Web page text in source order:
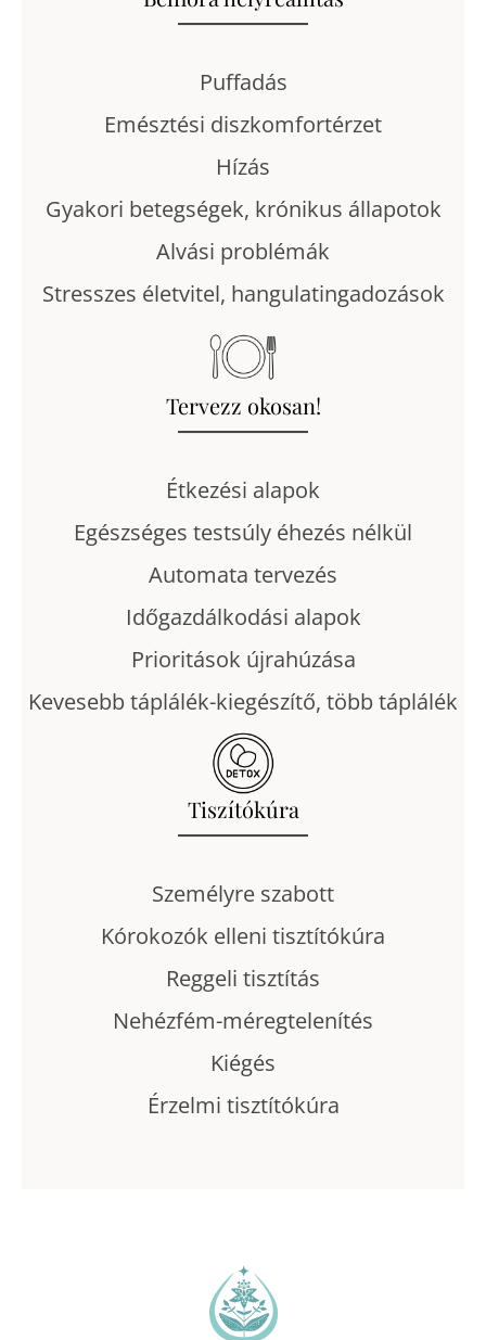
Puffadás
Emésztési diszkomfortérzet
Hízás
Gyakori betegségek, krónikus állapotok
Alvási problémák
Stresszes életvitel, hangulatingadozások
Tervezz okosan!
Étkezési alapok
Egészséges testsúly éhezés nélkül
Automata tervezés
Időgazdálkodási alapok
Prioritások újrahúzása
Kevesebb táplálék-kiegészítő, több táplálék
Tiszítókúra
Személyre szabott
Kórokozók elleni tisztítókúra
Reggeli tisztítás
Nehézfém-méregtelenítés
Kiégés
Érzelmi tisztítókúra